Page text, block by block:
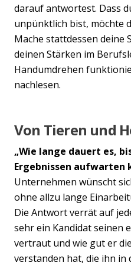
darauf antwortest. Dass
unpünktlich bist, möchte
Mache stattdessen deine
deinen Stärken im
Handumdrehen
nachlesen.
Von Tieren und
„Wie lange dauert es,
Ergebnissen aufwarten
Unternehmen wünscht
ohne allzu lange
Die Antwort verrät auf
sehr ein Kandidat seinen
vertraut und wie gut er
verstanden hat, die ihn in